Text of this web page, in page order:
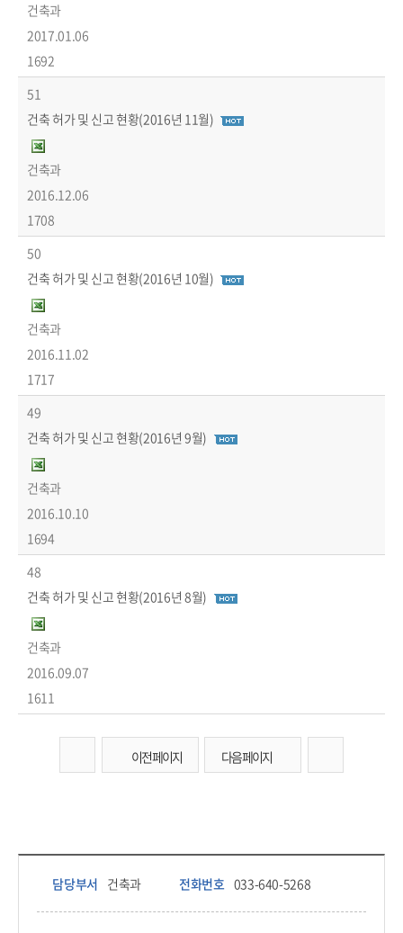
건축과
2017.01.06
1692
51
건축 허가 및 신고 현황(2016년 11월)
건축과
2016.12.06
1708
50
건축 허가 및 신고 현황(2016년 10월)
건축과
2016.11.02
1717
49
건축 허가 및 신고 현황(2016년 9월)
건축과
2016.10.10
1694
48
건축 허가 및 신고 현황(2016년 8월)
건축과
2016.09.07
1611
이전 페이지 다음 페이지
담당부서 정보 & 컨텐츠 만족도 조사 & 공공저작물 자유이용 허락 표시
담당부서 건축과 전화번호 033-640-5268